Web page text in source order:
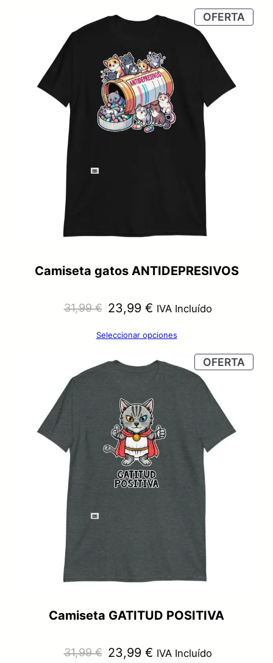
OFERTA
EN
Camiseta gatos ANTIDEPRESIVOS
31,99€ El
era:
23,99 €ElIVA Incluído
Seleccionar opciones
OFERTA
EN
Camiseta GATITUD POSITIVA
31,99€ El
23,99 €ElIVA Incluído